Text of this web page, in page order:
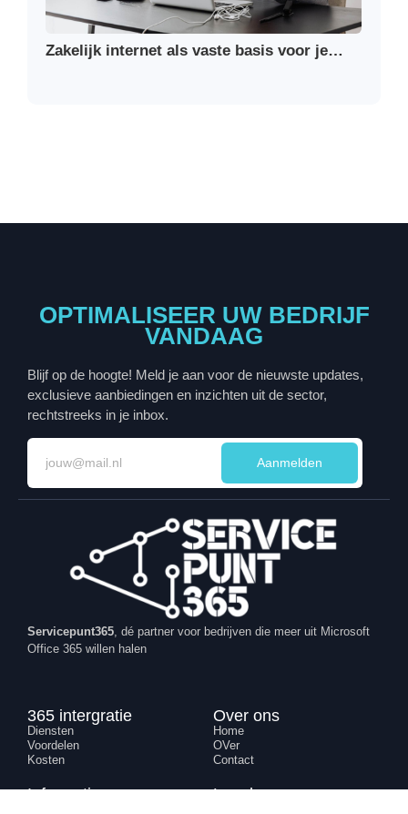
Zakelijk internet als vaste basis voor je…
OPTIMALISEER UW BEDRIJF
VANDAAG
Blijf op de hoogte! Meld je aan voor de nieuwste updates,
exclusieve aanbiedingen en inzichten uit de sector,
rechtstreeks in je inbox.
Aanmelden
Servicepunt365, dé partner voor bedrijven die meer uit Microsoft
Office 365 willen halen
365 intergratie
Diensten
Voordelen
Kosten
Over ons
Home
OVer
Contact
Informatie Legal